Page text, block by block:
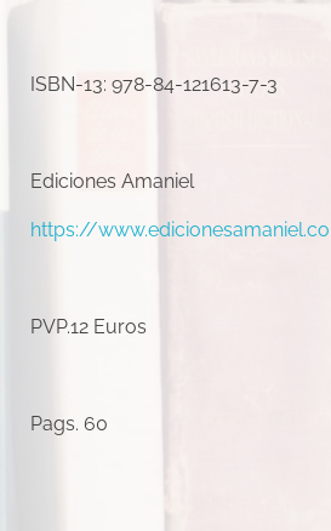
ISBN-13: 978-84-121613-7-3
Ediciones Amaniel
https://
PVP.12 Euros
Pags. 60